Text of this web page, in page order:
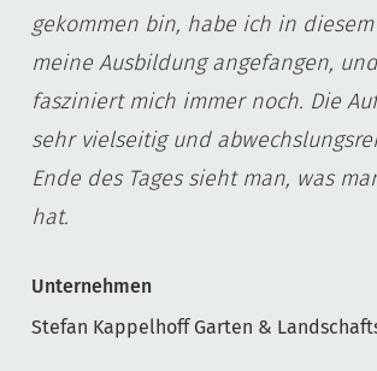
gekommen bin, habe ich in
meine Ausbildung angefangen,
fasziniert mich immer noch. Die
sehr vielseitig und
Ende des Tages sieht man, was
hat.
Unternehmen
Stefan Kappelhoff Garten &